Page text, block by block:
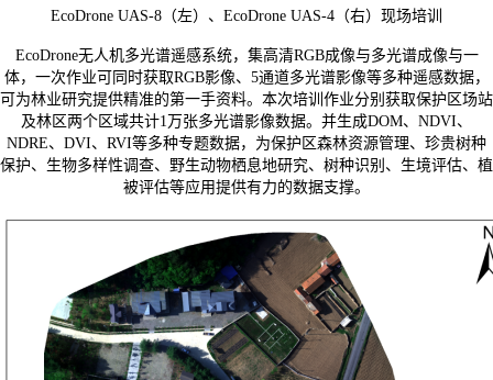
EcoDrone UAS-8（左）、EcoDrone UAS-4（右）现场培训
EcoDrone无人机多光谱遥感系统，集高清RGB成像与多光谱成像与一
体，一次作业可同时获取RGB影像、5通道多光谱影像等多种遥感数据，
可为林业研究提供精准的第一手资料。本次培训作业分别获取保护区场站
及林区两个区域共计1万张多光谱影像数据。并生成DOM、NDVI、
NDRE、DVI、RVI等多种专题数据，为保护区森林资源管理、珍贵树种
保护、生物多样性调查、野生动物栖息地研究、树种识别、生境评估、植
被评估等应用提供有力的数据支撑。